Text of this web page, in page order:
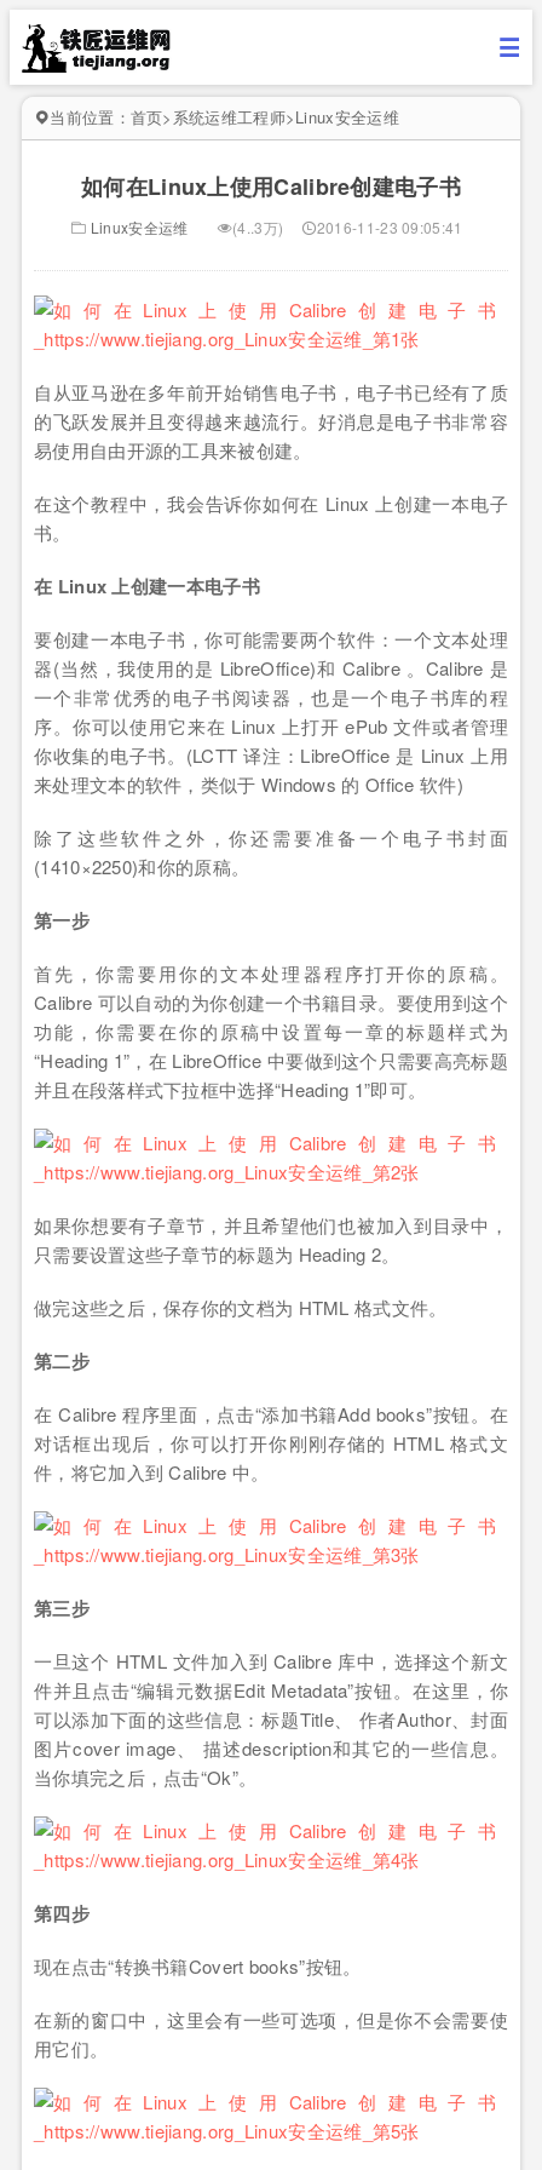
当前位置： 首页> 系统运维工程师>Linux安全运维
如何在Linux上使用Calibre创建电子书
Linux安全运维 (4..3万) 2016-11-23 09:05:41
自从亚马逊在多年前开始销售电子书，电子书已经有了质
的飞跃发展并且变得越来越流行。好消息是电子书非常容
易使用自由开源的工具来被创建。
在这个教程中，我会告诉你如何在 Linux 上创建一本电子
书。
在 Linux 上创建一本电子书
要创建一本电子书，你可能需要两个软件：一个文本处理
器(当然，我使用的是 LibreOffice)和 Calibre 。Calibre 是
一个非常优秀的电子书阅读器，也是一个电子书库的程
序。你可以使用它来在 Linux 上打开 ePub 文件或者管理
你收集的电子书。(LCTT 译注：LibreOffice 是 Linux 上用
来处理文本的软件，类似于 Windows 的 Office 软件)
除了这些软件之外，你还需要准备一个电子书封面
(1410×2250)和你的原稿。
第一步
首先，你需要用你的文本处理器程序打开你的原稿。
Calibre 可以自动的为你创建一个书籍目录。要使用到这个
功能，你需要在你的原稿中设置每一章的标题样式为
“Heading 1”，在 LibreOffice 中要做到这个只需要高亮标题
并且在段落样式下拉框中选择“Heading 1”即可。
如果你想要有子章节，并且希望他们也被加入到目录中，
只需要设置这些子章节的标题为 Heading 2。
做完这些之后，保存你的文档为 HTML 格式文件。
第二步
在 Calibre 程序里面，点击“添加书籍Add books”按钮。在
对话框出现后，你可以打开你刚刚存储的 HTML 格式文
件，将它加入到 Calibre 中。
第三步
一旦这个 HTML 文件加入到 Calibre 库中，选择这个新文
件并且点击“编辑元数据Edit Metadata”按钮。在这里，你
可以添加下面的这些信息：标题Title、 作者Author、封面
图片cover image、 描述description和其它的一些信息。
当你填完之后，点击“Ok”。
第四步
现在点击“转换书籍Covert books”按钮。
在新的窗口中，这里会有一些可选项，但是你不会需要使
用它们。